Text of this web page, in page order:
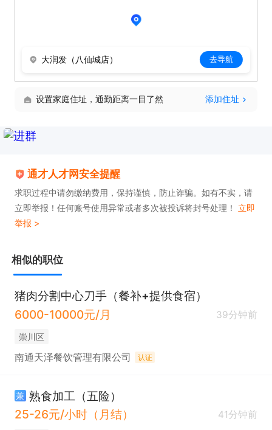
大润发（八仙城店） 去导航
设置家庭住址，通勤距离一目了然 添加住址
通才人才网安全提醒
求职过程中请勿缴纳费用，保持谨慎，防止诈骗。如有不实，请
立即举报！任何账号使用异常或者多次被投诉将封号处理！ 立即
举报 >
相似的职位
猪肉分割中心刀手（餐补+提供食宿）
6000-10000元/月
39分钟前
崇川区
南通天泽餐饮管理有限公司 认证
兼 熟食加工（五险）
25-26元/小时（月结）
41分钟前